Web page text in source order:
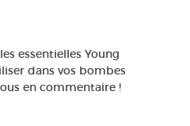
essentielles Young
dans vos bombes
en commentaire !